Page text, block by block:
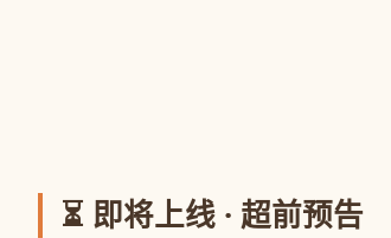
⏳ 即将上线 · 超前预告